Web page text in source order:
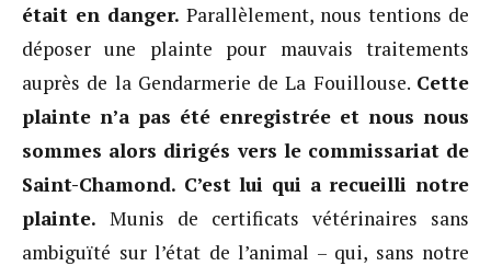
était en danger. Parallèlement, nous tentions de
déposer une plainte pour mauvais traitements
auprès de la Gendarmerie de La Fouillouse. Cette
plainte n’a pas été enregistrée et nous nous
sommes alors dirigés vers le commissariat de
Saint-Chamond. C’est lui qui a recueilli notre
plainte. Munis de certificats vétérinaires sans
ambiguïté sur l’état de l’animal – qui, sans notre